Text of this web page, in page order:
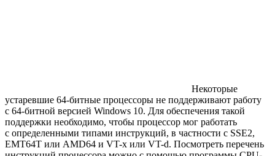
Некоторые
устаревшие 64-битные процессоры не поддерживают работу
с 64-битной версией Windows 10. Для обеспечения такой
поддержки необходимо, чтобы процессор мог работать
с определенными типами инструкций, в частности с SSE2,
EMT64T или AMD64 и VT-x или VT-d. Посмотреть перечень